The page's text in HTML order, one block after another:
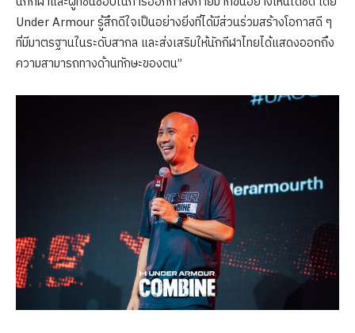
Under Armour รู้สึกดีใจเป็นอย่างยิ่งที่ได้มีส่วนร่วมสร้างโอกาสดี ๆ
ที่มีมาตรฐานในระดับสากล และส่งเสริมให้นักกีฬาไทยได้แสดงออกถึง
ความสามารถทางด้านทักษะของตน”